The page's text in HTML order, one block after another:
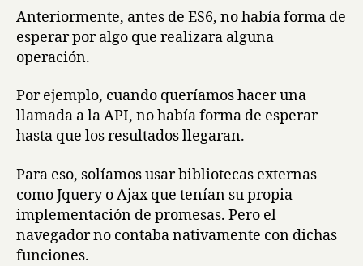
Anteriormente, antes de ES6, no había forma de
esperar por algo que realizara alguna
operación.
Por ejemplo, cuando queríamos hacer una
llamada a la API, no había forma de esperar
hasta que los resultados llegaran.
Para eso, solíamos usar bibliotecas externas
como Jquery o Ajax que tenían su propia
implementación de promesas. Pero el
navegador no contaba nativamente con dichas
funciones.